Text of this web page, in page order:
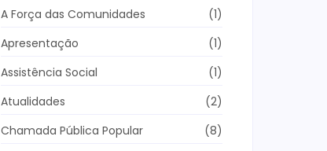
A Força das Comunidades
(1)
Apresentação
(1)
Assistência Social
(1)
Atualidades
(2)
Chamada Pública Popular
(8)